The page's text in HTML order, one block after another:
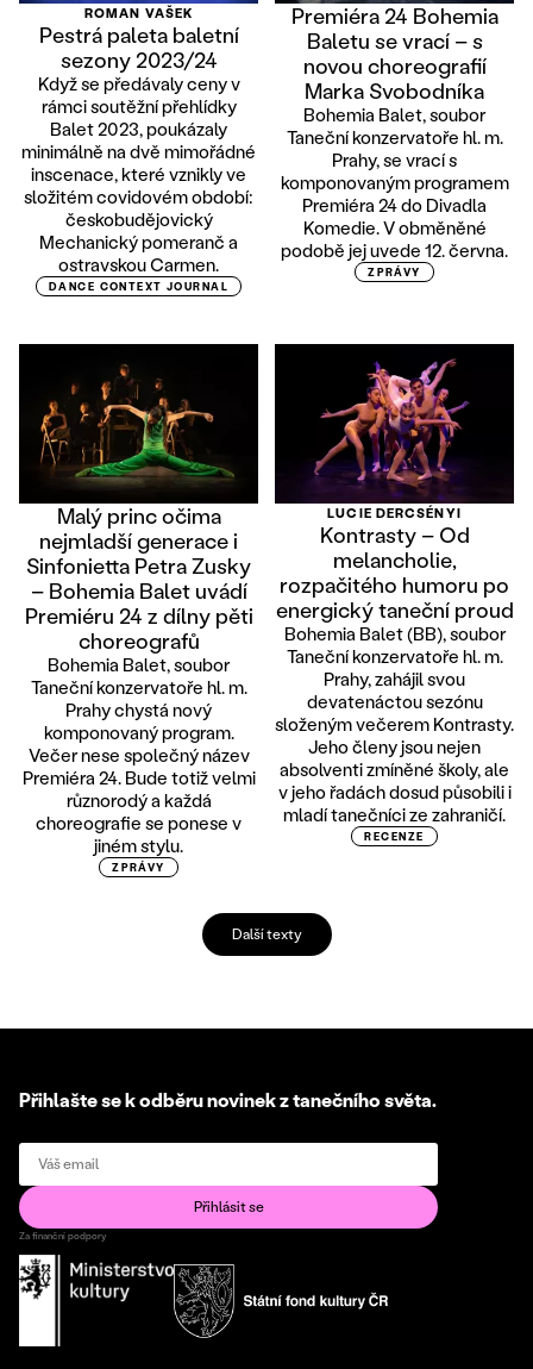
ROMAN VAŠEK
Pestrá paleta baletní
sezony 2023/24
Když se předávaly ceny v
rámci soutěžní přehlídky
Balet 2023, poukázaly
minimálně na dvě mimořádné
inscenace, které vznikly ve
složitém covidovém období:
českobudějovický
Mechanický pomeranč a
ostravskou Carmen.
DANCE CONTEXT JOURNAL
Premiéra 24 Bohemia
Baletu se vrací – s
novou choreografií
Marka Svobodníka
Bohemia Balet, soubor
Taneční konzervatoře hl. m.
Prahy, se vrací s
komponovaným programem
Premiéra 24 do Divadla
Komedie. V obměněné
podobě jej uvede 12. června.
ZPRÁVY
Malý princ očima
nejmladší generace i
Sinfonietta Petra Zusky
– Bohemia Balet uvádí
Premiéru 24 z dílny pěti
choreografů
Bohemia Balet, soubor
Taneční konzervatoře hl. m.
Prahy chystá nový
komponovaný program.
Večer nese společný název
Premiéra 24. Bude totiž velmi
různorodý a každá
choreografie se ponese v
jiném stylu.
ZPRÁVY
LUCIE DERCSÉNYI
Kontrasty – Od
melancholie,
rozpačitého humoru po
energický taneční proud
Bohemia Balet (BB), soubor
Taneční konzervatoře hl. m.
Prahy, zahájil svou
devatenáctou sezónu
složeným večerem Kontrasty.
Jeho členy jsou nejen
absolventi zmíněné školy, ale
v jeho řadách dosud působili i
mladí tanečníci ze zahraničí.
RECENZE
Další texty
Přihlašte se k odběru novinek z tanečního světa.
Za finanční podpory